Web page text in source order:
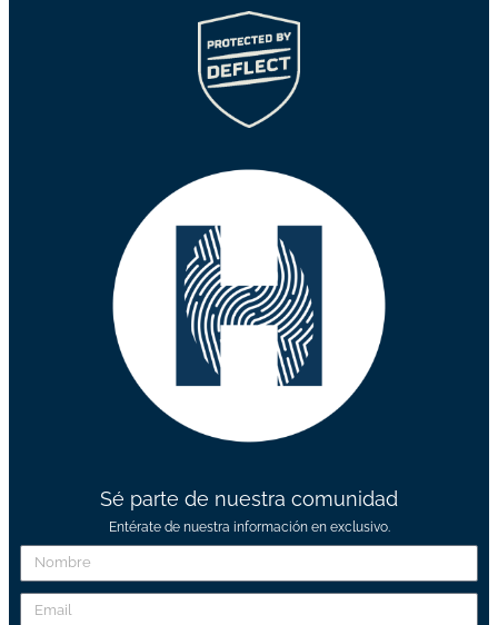
Sé parte de nuestra comunidad
Entérate de nuestra información en exclusivo.